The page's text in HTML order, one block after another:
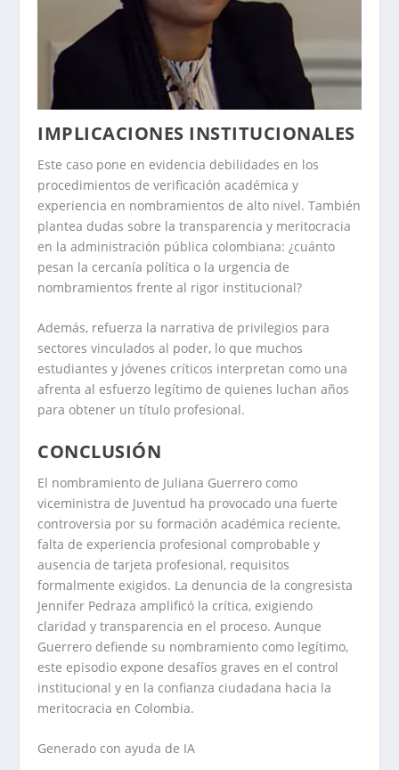
IMPLICACIONES INSTITUCIONALES
Este caso pone en evidencia debilidades en los
procedimientos de verificación académica y
experiencia en nombramientos de alto nivel. También
plantea dudas sobre la transparencia y meritocracia
en la administración pública colombiana: ¿cuánto
pesan la cercanía política o la urgencia de
nombramientos frente al rigor institucional?
Además, refuerza la narrativa de privilegios para
sectores vinculados al poder, lo que muchos
estudiantes y jóvenes críticos interpretan como una
afrenta al esfuerzo legítimo de quienes luchan años
para obtener un título profesional.
CONCLUSIÓN
El nombramiento de Juliana Guerrero como
viceministra de Juventud ha provocado una fuerte
controversia por su formación académica reciente,
falta de experiencia profesional comprobable y
ausencia de tarjeta profesional, requisitos
formalmente exigidos. La denuncia de la congresista
Jennifer Pedraza amplificó la crítica, exigiendo
claridad y transparencia en el proceso. Aunque
Guerrero defiende su nombramiento como legítimo,
este episodio expone desafíos graves en el control
institucional y en la confianza ciudadana hacia la
meritocracia en Colombia.
Generado con ayuda de IA